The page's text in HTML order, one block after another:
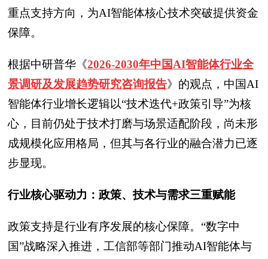
重点支持方向，为AI智能体核心技术突破提供资金
保障。
根据中研普华《2026-2030年中国AI智能体行业全
景调研及发展趋势研究咨询报告》的观点，中国AI
智能体行业增长逻辑以“技术迭代+政策引导”为核
心，目前仍处于技术打磨与场景适配阶段，尚未形
成规模化应用格局，但其与各行业的融合潜力已逐
步显现。
行业核心驱动力：政策、技术与需求三重赋能
政策支持是行业有序发展的核心保障。“数字中
国”战略深入推进，工信部等部门推动AI智能体与